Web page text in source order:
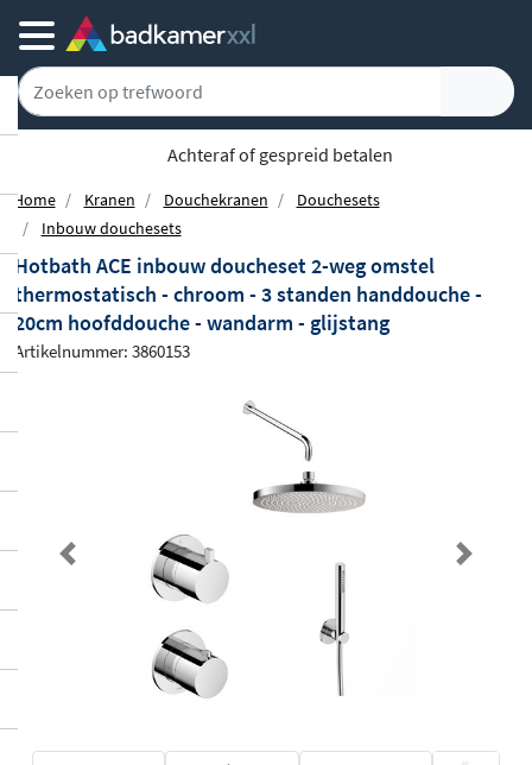
Achteraf of gespreid betalen
Home Kranen Douchekranen
Douchesets
Inbouw douchesets
Hotbath ACE inbouw doucheset 2-weg omstel
thermostatisch - chroom - 3 standen handdouche -
20cm hoofddouche - wandarm - glijstang
Artikelnummer: 3860153
Previous Next